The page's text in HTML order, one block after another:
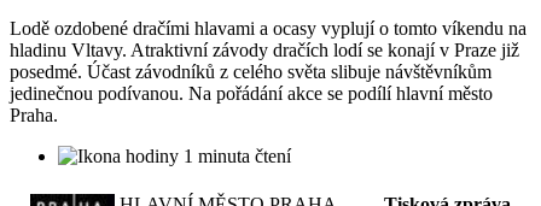
Lodě ozdobené dračími hlavami a ocasy vyplují o tomto víkendu na
hladinu Vltavy. Atraktivní závody dračích lodí se konají v Praze již
posedmé. Účast závodníků z celého světa slibuje návštěvníkům
jedinečnou podívanou. Na pořádání akce se podílí hlavní město
Praha.
1 minuta čtení